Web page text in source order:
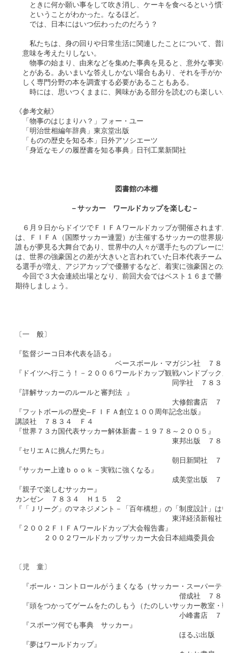
ときに何か願い事をして吹き消し、ケーキを食べるという慣
ということがわかった。なるほど。
では、日本にはいつ伝わったのだろう？
私たちは、身の回りや日常生活に関連したことについて、普
意味を考えたりしない。
物事の始まり、由来などを集めた事典を見ると、意外な事実
とがある。あいまいな答えしかない場合もあり、それを手がか
しく専門分野の本を調査する必要があることもある。
時には、思いつくままに、興味がある部分を読むのも楽しい
《参考文献》
「物事のはじまりハ？」フォー・ユー
「明治世相編年辞典」東京堂出版
「ものの歴史を知る本」日外アソシエーツ
「身近なモノの履歴書を知る事典」日刊工業新聞社
図書館の本棚
－サッカー　ワールドカップを楽しむ－
６月９日からドイツでＦＩＦＡワールドカップが開催されます
は、ＦＩＦＡ（国際サッカー連盟）が主催するサッカーの世界規
誰もが夢見る大舞台であり、世界中の人々が選手たちのプレーに
は、世界の強豪国との差が大きいと言われていた日本代表チーム
る選手が増え、アジアカップで優勝するなど、着実に強豪国との
今回で３大会連続出場となり、前回大会ではベスト１６まで勝
期待しましょう。
〔一　般〕
『監督ジーコ日本代表を語る』
ベースボール・マガジン社　７８３４　
『ドイツへ行こう！－２００６ワールドカップ観戦ハンドブッ
同学社　７８３４　Ｉ
『詳解サッカーのルールと審判法 』
大修館書店　７８３４　Ａ
『フットボールの歴史―ＦＩＦＡ創立１００周年記念出版』
講談社　７８３４　Ｆ４
『世界７３カ国代表サッカー解体新書－１９７８～２００５』
東邦出版　７８３４　
『セリエＡに挑んだ男たち』
朝日新聞社　７８３４
『サッカー上達ｂｏｏｋ－実戦に強くなる』
成美堂出版　７８３４
『親子で楽しむサッカー』
カンゼン　７８３４　Ｈ１５　２
『「Ｊリーグ」のマネジメント－「百年構想」の「制度設計」
東洋経済新報社　７８３４
『２００２ＦＩＦＡワールドカップ大会報告書』
２００２ワールドカップサッカー大会日本組織委員会　７
〔児　童〕
『ボール・コントロールがうまくなる（サッカー・スーパーテ
偕成社　７８０　Ｓ２１
『頭をつかってゲームをたのしもう（たのしいサッカー教室・
小峰書店　７８０　Ｔ１３
『スポーツ何でも事典　サッカー』
ほるぷ出版　７８０　
『夢はワールドカップ』